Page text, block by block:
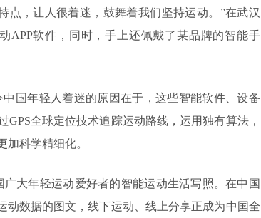
，让人很着迷，鼓舞着我们坚持运动。”在武汉
APP软件，同时，手上还佩戴了某品牌的智能手
国年轻人着迷的原因在于，这些智能软件、设备
GPS全球定位技术追踪运动路线，运用独有算法，
科学精细化。
年轻运动爱好者的智能运动生活写照。在中国
动数据的图文，线下运动、线上分享正成为中国全